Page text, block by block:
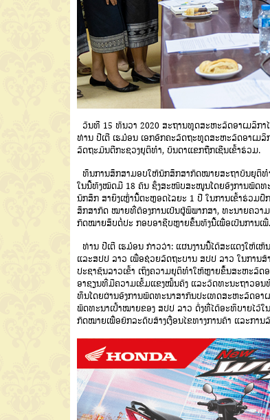
ວັນທີ 15 ທັນວາ 2020 ສະຖານທູດສະຫະລັດອາເມລິກ
ທ່ານ ປີເຕີ ເຮມ໋ອນ ເອກອັກຄະລັດຖະທູດສະຫະລັດອາເມລິ
ລັດຖະມົນຕີກະຊວງຍຸຕິທໍາ, ບັນດາແຂກຖືກເຊີນເຂົ້າຮ່ວມ.
ທຶນການສຶກສາມອບໃຫ້ນັກສຶກສາກົດໝາຍສະຖາບັນຍຸຕິທ
ໃນນີ້ທັງໝົດມີ 18 ຄົນ ຊຶ່ງສະໜັບສະໜູນໂດຍອົງການພັດທະ
ນັກສຶກ ສາຍິງເຫຼົ່ານີ້ຕະຫຼອດໄລຍະ 1 ປີ ໃນການເຂົ້າຮ່ວ
ສຶກສາກົດ ໝາຍທີ່ຕ້ອງການເປັນຜູ້ພິພາກສາ, ທະນາຍຄວາ
ກົດໝາຍສຶບຕໍ່ປະ ກອບອາຊີບຫຼາຍຂຶ້ນທັງນີ້ເພື່ອເປັນການເ
ທ່ານ ປີເຕີ ເຮມ໋ອນ ກ່າວວ່າ: ແຜນງານນີ້ໄດ້ສະແດງໃຫ້ເ
ແລະສປປ ລາວ ເພື່ອຊ່ວຍລັດຖະບານ ສປປ ລາວ ໃນການ
ປະຊາຊົນລາວເຂົ້າ ເຖິງຄວາມຍຸຕິທຳໃຫ້ຫຼາຍຂຶ້ນສະຫະລັ
ອາຊຽນທີ່ມີຄວາມເຂັ້ມແຂງໝັ້ນຄົງ ແລະວັດທະນະຖາວອນ
ທຶນໂດຍຜ່ານອົງການພັດທະນາສາກົນປະເທດສະຫະລັດອາ
ພັດທະນາເປົ້າໝາຍຂອງ ສປປ ລາວ ດັ່ງທີ່ໄດ້ອະທິບາຍໄວ້
ກົດໝາຍເພື່ອຍົກລະດັບສ້າງເງື່ອນໄຂທາງການຄ້າ ແລະກາ